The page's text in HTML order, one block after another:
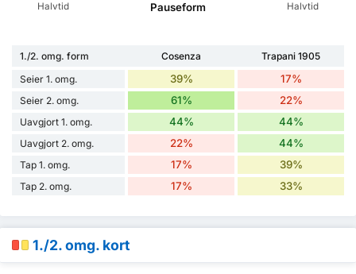
Halvtid
Pauseform
Halvtid
1./2. omg. form Cosenza
Trapani 1905
Seier 1. omg.
39% 17%
Seier 2. omg. 61% 22%
Uavgjort 1. omg. 44% 44%
Uavgjort 2. omg. 22% 44%
Tap 1. omg. 17% 39%
Tap 2. omg. 17% 33%
1./2. omg. kort